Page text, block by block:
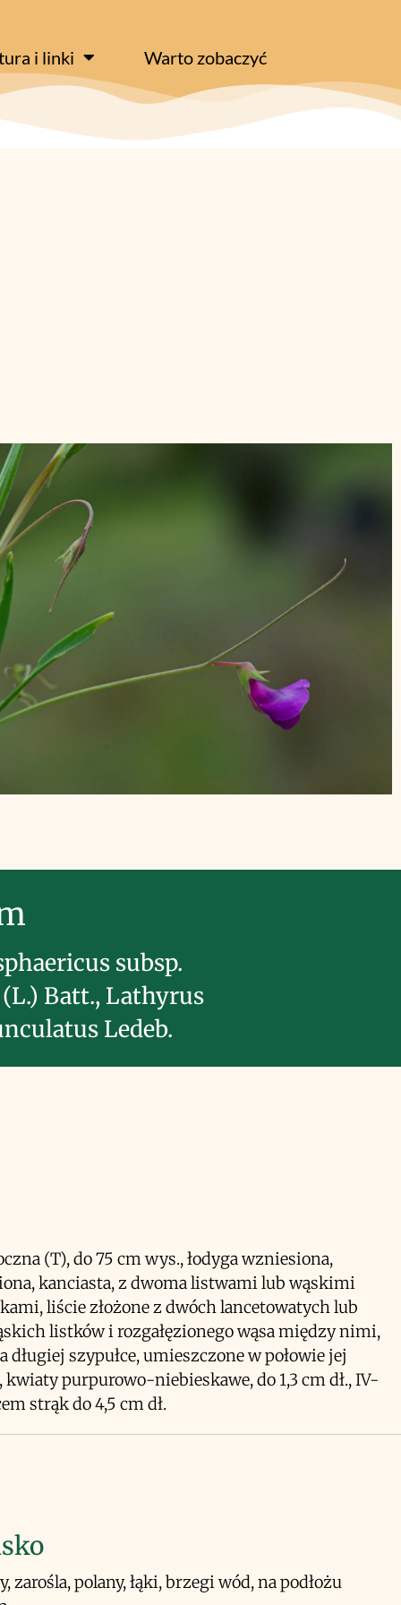
i linki Warto zobaczyć
subsp.
Batt., Lathyrus
Ledeb.
(T), do 75 cm wys., łodyga wzniesiona,
kanciasta, z dwoma listwami lub wąskimi
liście złożone z dwóch lancetowatych lub
listków i rozgałęzionego wąsa między nimi,
długiej szypułce, umieszczone w połowie jej
kwiaty purpurowo-niebieskawe, do 1,3 cm dł., IV-
strąk do 4,5 cm dł.
zarośla, polany, łąki, brzegi wód, na podłożu